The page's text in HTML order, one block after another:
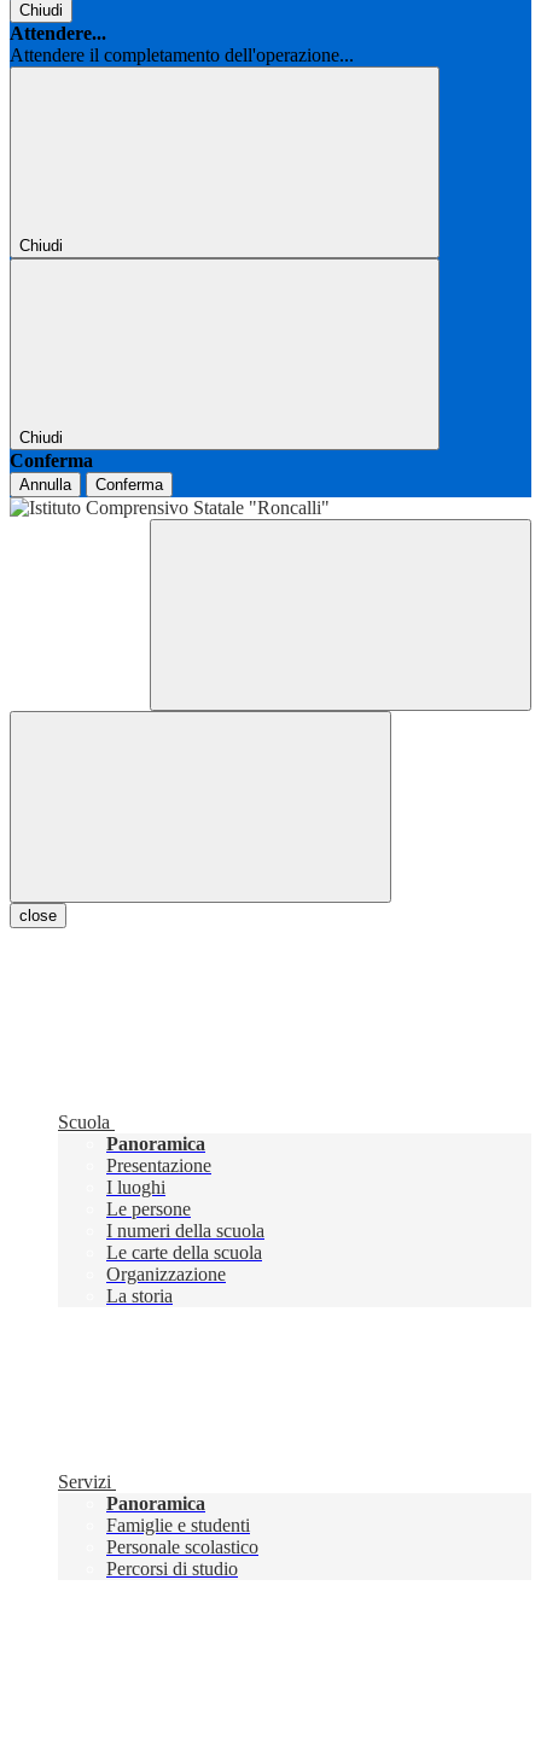
Chiudi
Attendere...
Attendere il completamento dell'operazione...
Chiudi
Chiudi
Conferma
Annulla Conferma
close
Scuola
Panoramica
Presentazione
I luoghi
Le persone
I numeri della scuola
Le carte della scuola
Organizzazione
La storia
Servizi
Panoramica
Famiglie e studenti
Personale scolastico
Percorsi di studio